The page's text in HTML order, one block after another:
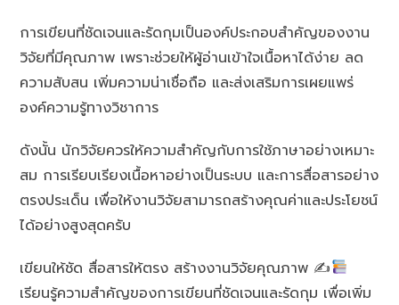
การเขียนที่ชัดเจนและรัดกุมเป็นองค์ประกอบสำคัญของงาน
วิจัยที่มีคุณภาพ เพราะช่วยให้ผู้อ่านเข้าใจเนื้อหาได้ง่าย ลด
ความสับสน เพิ่มความน่าเชื่อถือ และส่งเสริมการเผยแพร่
องค์ความรู้ทางวิชาการ
ดังนั้น นักวิจัยควรให้ความสำคัญกับการใช้ภาษาอย่างเหมาะ
สม การเรียบเรียงเนื้อหาอย่างเป็นระบบ และการสื่อสารอย่าง
ตรงประเด็น เพื่อให้งานวิจัยสามารถสร้างคุณค่าและประโยชน์
ได้อย่างสูงสุดครับ
เขียนให้ชัด สื่อสารให้ตรง สร้างงานวิจัยคุณภาพ ✍
เรียนรู้ความสำคัญของการเขียนที่ชัดเจนและรัดกุม เพื่อเพิ่ม